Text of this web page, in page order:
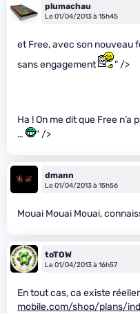
plumachau
Le 01/04/2013 à 15h45
et Free, avec son nouveau
sans engagement
" />
Ha ! On me dit que Free
…
" />
dmann
Le 01/04/2013 à 15h56
Mouai Mouai Mouai,
toTOW
Le 01/04/2013 à 16h57
En tout cas, ca existe
mobile.com/shop/plans/